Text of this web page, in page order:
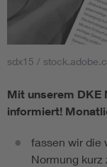
sdx15 /
Mit unserem DKE
informiert!
fassen wir die
Normung kurz